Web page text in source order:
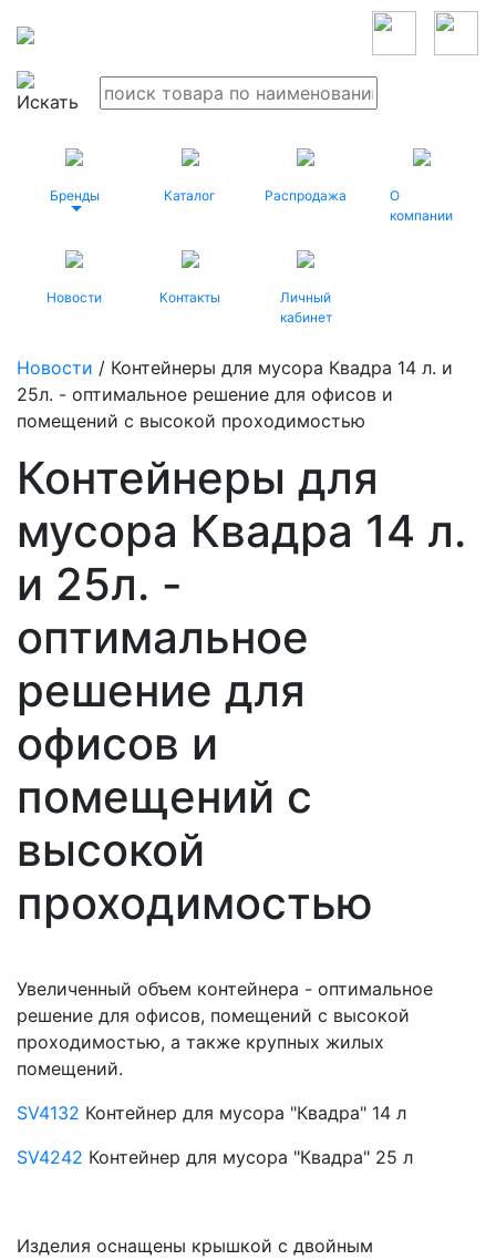
Бренды Каталог Распродажа
О
компании
Новости Контакты
Личный
кабинет
Новости / Контейнеры для мусора Квадра 14 л. и
25л. - оптимальное решение для офисов и
помещений с высокой проходимостью
Контейнеры для
мусора Квадра 14 л.
и 25л. -
оптимальное
решение для
офисов и
помещений с
высокой
проходимостью
Увеличенный объем контейнера - оптимальное
решение для офисов, помещений с высокой
проходимостью, а также крупных жилых
помещений.
SV4132 Контейнер для мусора "Квадра" 14 л
SV4242 Контейнер для мусора "Квадра" 25 л
Изделия оснащены крышкой с двойным